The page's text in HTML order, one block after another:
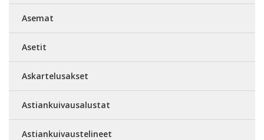
Asemat
Asetit
Askartelusakset
Astiankuivausalustat
Astiankuivaustelineet